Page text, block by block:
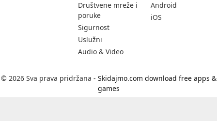
Društvene mreže i
poruke
Sigurnost
Uslužni
Audio & Video
Android
iOS
© 2026 Sva prava pridržana - Skidajmo.com download free apps &
games